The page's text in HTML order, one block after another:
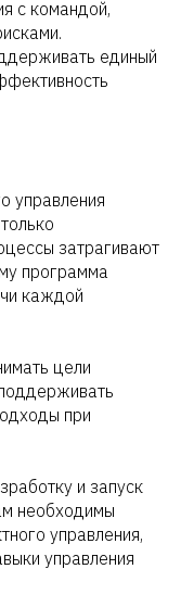
с командой,
единый
управления
затрагивают
программа
каждой
цели
при
и запуск
необходимы
управления,
управления